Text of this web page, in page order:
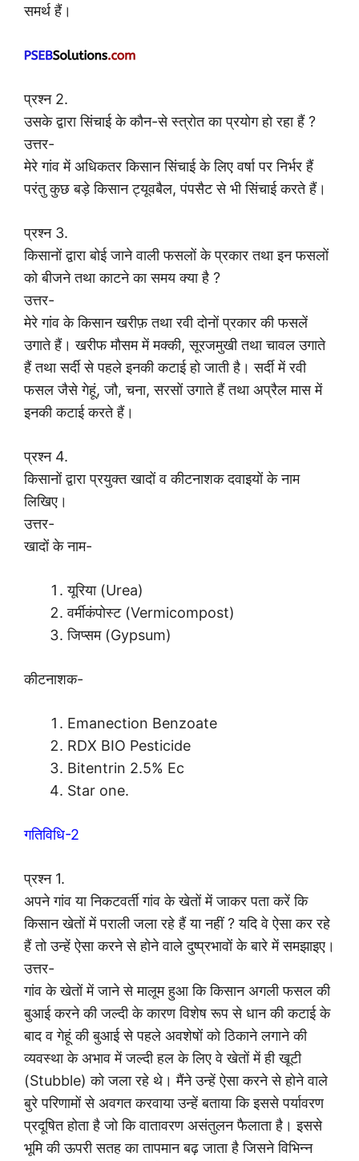
समर्थ हैं।
प्रश्न 2.
उसके द्वारा सिंचाई के कौन-से स्त्रोत का प्रयोग हो रहा हैं ?
उत्तर-
मेरे गांव में अधिकतर किसान सिंचाई के लिए वर्षा पर निर्भर हैं
परंतु कुछ बड़े किसान ट्यूवबैल, पंपसैट से भी सिंचाई करते हैं।
प्रश्न 3.
किसानों द्वारा बोई जाने वाली फसलों के प्रकार तथा इन फसलों
को बीजने तथा काटने का समय क्या है ?
उत्तर-
मेरे गांव के किसान खरीफ़ तथा रवी दोनों प्रकार की फसलें
उगाते हैं। खरीफ मौसम में मक्की, सूरजमुखी तथा चावल उगाते
हैं तथा सर्दी से पहले इनकी कटाई हो जाती है। सर्दी में रवी
फसल जैसे गेहूं, जौ, चना, सरसों उगाते हैं तथा अप्रैल मास में
इनकी कटाई करते हैं।
प्रश्न 4.
किसानों द्वारा प्रयुक्त खादों व कीटनाशक दवाइयों के नाम
लिखिए।
उत्तर-
खादों के नाम-
यूरिया (Urea)
वर्मीकंपोस्ट (Vermicompost)
जिप्सम (Gypsum)
कीटनाशक-
Emanection Benzoate
RDX BIO Pesticide
Bitentrin 2.5% Ec
Star one.
गतिविधि-2
प्रश्न 1.
अपने गांव या निकटवर्ती गांव के खेतों में जाकर पता करें कि
किसान खेतों में पराली जला रहे हैं या नहीं ? यदि वे ऐसा कर रहे
हैं तो उन्हें ऐसा करने से होने वाले दुष्प्रभावों के बारे में समझाइए।
उत्तर-
गांव के खेतों में जाने से मालूम हुआ कि किसान अगली फसल की
बुआई करने की जल्दी के कारण विशेष रूप से धान की कटाई के
बाद व गेहूं की बुआई से पहले अवशेषों को ठिकाने लगाने की
व्यवस्था के अभाव में जल्दी हल के लिए वे खेतों में ही खूटी
(Stubble) को जला रहे थे। मैंने उन्हें ऐसा करने से होने वाले
बुरे परिणामों से अवगत करवाया उन्हें बताया कि इससे पर्यावरण
प्रदूषित होता है जो कि वातावरण असंतुलन फैलाता है। इससे
भूमि की ऊपरी सतह का तापमान बढ़ जाता है जिसने विभिन्न